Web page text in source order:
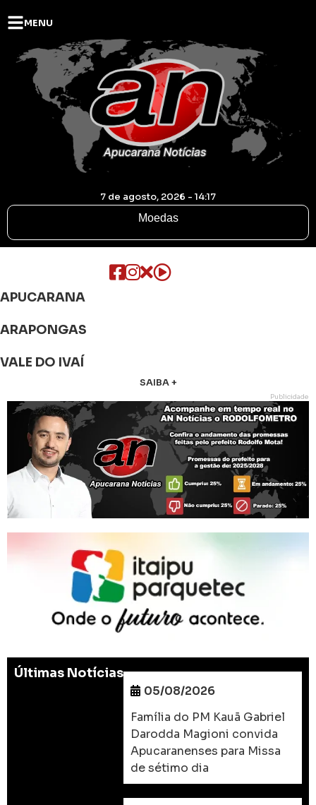
MENU
7 de agosto, 2026 - 14:17
Moedas
APUCARANA
ARAPONGAS
VALE DO IVAÍ
SAIBA +
Publicidade
Últimas Notícias
05/08/2026
Família do PM Kauã Gabriel
Darodda Magioni convida
Apucaranenses para Missa
de sétimo dia